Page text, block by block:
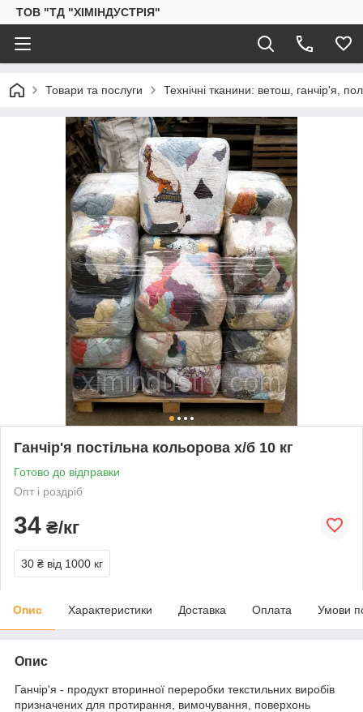
ТОВ "ТД "ХІМІНДУСТРІЯ"
Товари та послуги Технічні тканини: ветош, ганчір'я,
Ганчір'я постільна кольорова х/б 10 кг
Готово до відправки
Опт і роздріб
34 ₴/кг
30 ₴ від 1000 кг
Опис Характеристики Доставка Оплата Умови
Опис
Ганчір'я - продукт вторинної переробки текстильних виробів
призначених для протирання, вимочування, поверхонь